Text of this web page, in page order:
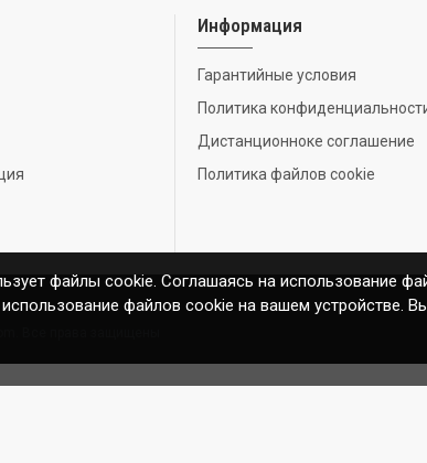
Информация
Гарантийные условия
Политика
Дистанционноке соглашение
Политика файлов cookie
Все права защищены
файлы cookie. Соглашаясь на использование
файлов cookie на вашем устройстве.